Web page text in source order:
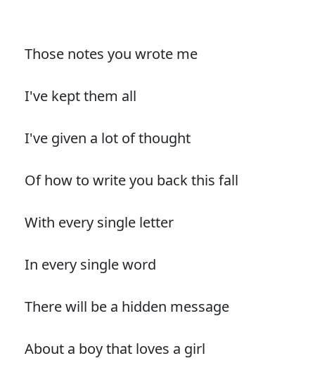
Those notes you wrote me
I've kept them all
I've given a lot of thought
Of how to write you back this fall
With every single letter
In every single word
There will be a hidden message
About a boy that loves a girl